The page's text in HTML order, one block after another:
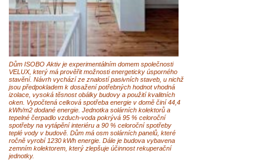
Dům ISOBO Aktiv je experimentálním domem společnosti
VELUX, který má prověřit možnosti energeticky úsporného
stavění. Návrh vychází ze znalostí pasivních staveb, u nichž
jsou předpokladem k dosažení potřebných hodnot vhodná
izolace, vysoká těsnost obálky budovy a použití kvalitních
oken. Vypočtená celková spotřeba energie v domě činí 44,4
kWh/m2 dodané energie. Jednotka solárních kolektorů a
tepelné čerpadlo vzduch-voda pokrývá 95 % celoroční
spotřeby na vytápění interiéru a 90 % celoroční spotřeby
teplé vody v budově. Dům má osm solárních panelů, které
ročně vyrobí 1230 kWh energie. Dále je budova vybavena
zemním kolektorem, který zlepšuje účinnost rekuperační
jednotky.